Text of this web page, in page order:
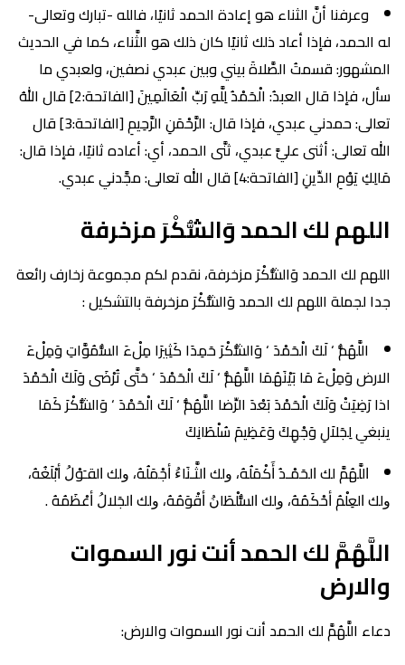
وعرفنا أنَّ الثناء هو إعادة الحمد ثانيًا، فالله -تبارك وتعالى-
له الحمد، فإذا أعاد ذلك ثانيًا كان ذلك هو الثَّناء، كما في الحديث
المشهور: قسمتُ الصَّلاةَ بيني وبين عبدي نصفين، ولعبدي ما
سأل، فإذا قال العبدُ: الْحَمْدُ لِلَّهِ رَبِّ الْعَالَمِينَ [الفاتحة:2] قال اللهُ
تعالى: حمدني عبدي، فإذا قال: الرَّحْمَنِ الرَّحِيمِ [الفاتحة:3] قال
الله تعالى: أثنى عليَّ عبدي، ثنَّى الحمد، أي: أعاده ثانيًا، فإذا قال:
مَالِكِ يَوْمِ الدِّينِ [الفاتحة:4] قال الله تعالى: مجَّدني عبدي.
اللهم لك الحمد وَالشُّكْرَ مزخرفة
اللهم لك الحمد وَالشُّكْرَ مزخرفة، نقدم لكم مجموعة زخارف رائعة
جدا لجملة اللهم لك الحمد وَالشُّكْرَ مزخرفة بالتشكيل :
اللَّهُمُّ ‘ لَكَ الْحَمْدَ ‘ وَالشُّكْرَ حَمِدَا كَثِيرَا مِلْءَ السُّمُوَّاتِ وَمِلْءَ
الارض وَمِلْءَ مَا بَيْنَهُمَا اللَّهُمُّ ‘ لَكَ الْحَمْدَ ‘ حَتَّى تُرْضَى وَلَكَ الْحَمْدَ
اذا رَضِيَتْ وَلَكَ الْحَمْدَ بَعْدَ الرِّضا اللَّهُمُّ ‘ لَكَ الْحَمْدَ ‘ وَالشُّكْرَ كَمَا
ينبغي لِجَلاَلِ وَجْهِكَ وَعَظِيمَ سُلْطَانِكَ
ﺍﻟﻠَّﻬُﻢَّ ﻟﻚ ﺍﻟﺤَﻤْـﺪُ ﺃَﻛْﻤَﻠُﻪُ، ﻭﻟﻚ ﺍﻟﺜَّـﻨَﺎﺀُ ﺃﺟْﻤَﻠُﻪُ، ﻭﻟﻚ ﺍﻟﻘـَﻮْﻝُ ﺃﺑْﻠَﻐُﻪُ،
ﻭﻟﻚ ﺍﻟﻌِﻠْﻢُ ﺃﺣْﻜَﻤُﻪُ، ﻭﻟﻚ ﺍﻟﺴُّﻠْﻄَﺎﻥُ ﺃﻗْﻮَﻣُﻪُ، ﻭﻟﻚ ﺍﻟﺠَﻼﻝُ ﺃﻋْﻈَﻤُﻪُ .
اللَّهُمَّ لك الحمد أنت نور السموات
والارض
دعاء اللَّهُمَّ لك الحمد أنت نور السموات والارض: